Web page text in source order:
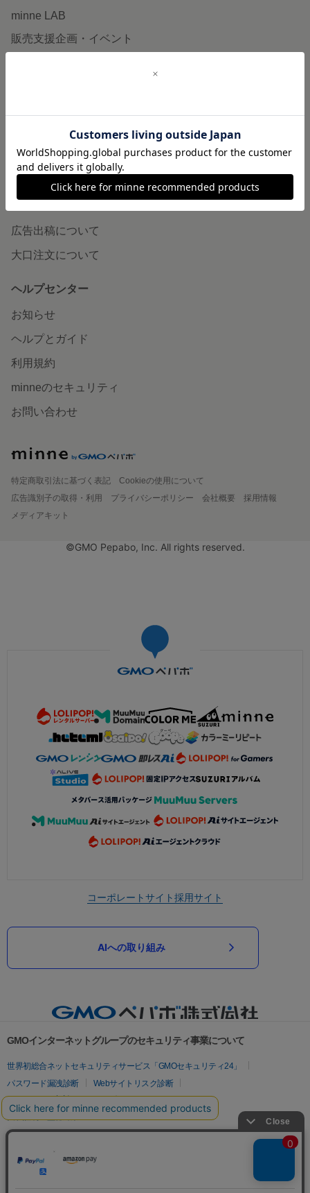
minne LAB
販売支援企画・イベント
ニュース
minneの本
広告出稿について
大口注文について
ヘルプセンター
お知らせ
ヘルプとガイド
利用規約
minneのセキュリティ
お問い合わせ
特定商取引法に基づく表記
Cookieの使用について
広告識別子の取得・利用
プライバシーポリシー 会社概要
採用情報
メディアキット
©GMO Pepabo, Inc. All rights reserved.
コーポレートサイト採用サイト
AIへの取り組み
GMOインターネットグループのセキュリティ事業について
世界初総合ネットセキュリティサービス「GMOセキュリティ24」
パスワード漏洩診断
Webサイトリスク診断
セキュリティ相談AIチャットボット
実在証明・盗聴対策
サイバー攻撃対策（GMOサイバーセキュリティ byイエラエ）
サイバー攻撃対策（GMO Flatt Security）
セキュリティ事業の軌跡